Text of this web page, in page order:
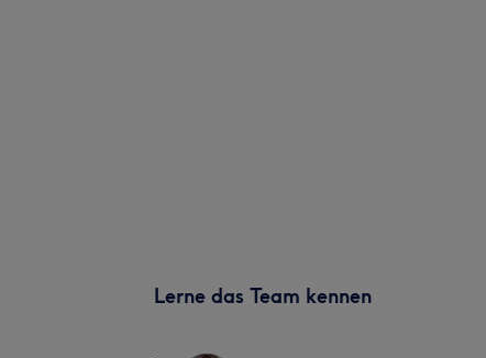
Lerne das Team kennen